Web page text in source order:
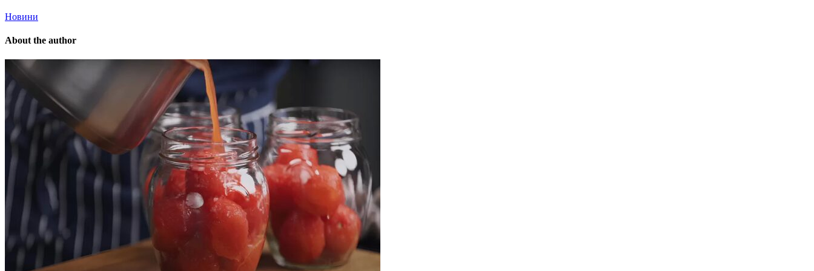
Новини
About the author